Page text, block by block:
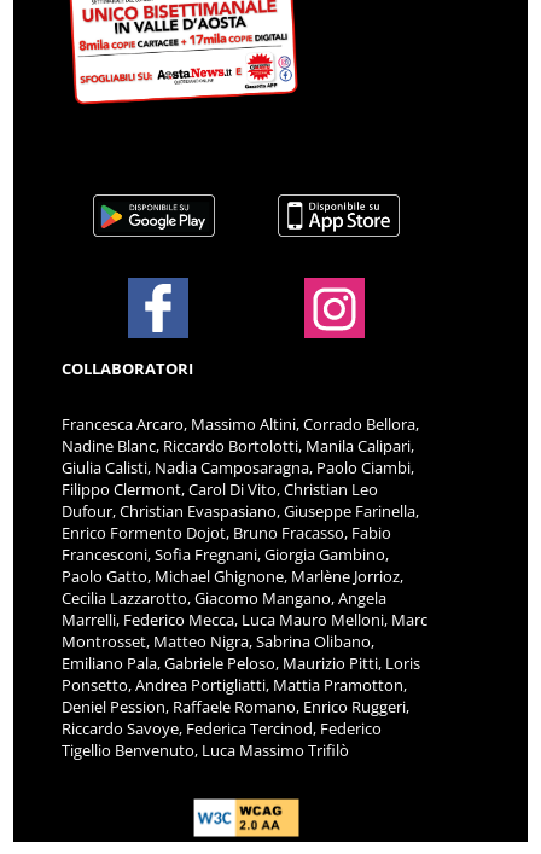
COLLABORATORI
Francesca Arcaro, Massimo Altini, Corrado Bellora,
Nadine Blanc, Riccardo Bortolotti, Manila Calipari,
Giulia Calisti, Nadia Camposaragna, Paolo Ciambi,
Filippo Clermont, Carol Di Vito, Christian Leo
Dufour, Christian Evaspasiano, Giuseppe Farinella,
Enrico Formento Dojot, Bruno Fracasso, Fabio
Francesconi, Sofia Fregnani, Giorgia Gambino,
Paolo Gatto, Michael Ghignone, Marlène Jorrioz,
Cecilia Lazzarotto, Giacomo Mangano, Angela
Marrelli, Federico Mecca, Luca Mauro Melloni, Marc
Montrosset, Matteo Nigra, Sabrina Olibano,
Emiliano Pala, Gabriele Peloso, Maurizio Pitti, Loris
Ponsetto, Andrea Portigliatti, Mattia Pramotton,
Deniel Pession, Raffaele Romano, Enrico Ruggeri,
Riccardo Savoye, Federica Tercinod, Federico
Tigellio Benvenuto, Luca Massimo Trifilò